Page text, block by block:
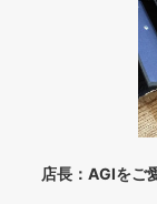
店長：AGIをご